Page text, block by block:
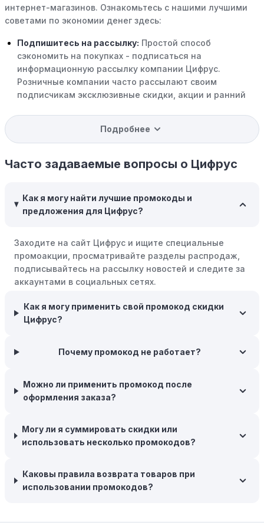
интернет-магазинов. Ознакомьтесь с нашими лучшими
советами по экономии денег здесь:
Подпишитесь на рассылку: Простой способ
сэкономить на покупках - подписаться на
информационную рассылку компании Цифрус.
Розничные компании часто рассылают своим
подписчикам эксклюзивные скидки, акции и ранний
Программы вознаграждений: Скорее всего, в
компании Цифрус есть программы поощрения,
покупках. Накапливайте баллы и обменивайте их на
Совершать покупки во время распродаж:
Следите за
крупными распродажами, такими как "черная
розничные компании часто предлагают значительные
скидки.
Бросьте корзину:Если Вы не торопитесь с покупкой,
два. В некоторых случаях существует большая
вероятность того, что интернет-магазины, включая
время межсезонных распродаж, когда магазины
предлагают большие скидки, чтобы освободить
складские запасы. Планируйте заранее и покупайте
продаже.
доставку, что позволяет сэкономить. Некоторые
магазины предоставляют бесплатную доставку при
Подробнее
Часто задаваемые вопросы о Цифрус
Как я могу найти лучшие промокоды и
предложения для Цифрус?
Заходите на сайт Цифрус и ищите специальные
промоакции, просматривайте разделы распродаж,
подписывайтесь на рассылку новостей и следите за
аккаунтами в социальных сетях.
Как я могу применить свой промокод скидки
Цифрус?
Почему промокод не работает?
Можно ли применить промокод после
оформления заказа?
Могу ли я суммировать скидки или
использовать несколько промокодов?
Каковы правила возврата товаров при
использовании промокодов?